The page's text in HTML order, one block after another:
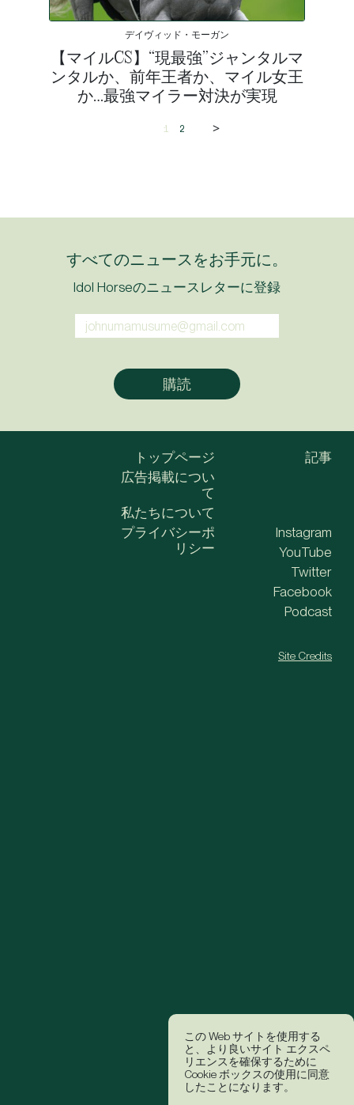
この Web サイトを使用する
と、より良いサイト エクスペ
リエンスを確保するために
Cookie ボックスの使用に同意
したことになります。
デイヴィッド・モーガン
【マイルCS】“現最強”ジャンタルマ
ンタルか、前年王者か、マイル女王
か…最強マイラー対決が実現
1 2 >
すべてのニュースをお手元に。
Idol Horseのニュースレターに登録
トップページ
広告掲載につい
て
私たちについて
記事
プライバシーポ
リシー
Instagram
YouTube
Twitter
Facebook
Podcast
Site Credits